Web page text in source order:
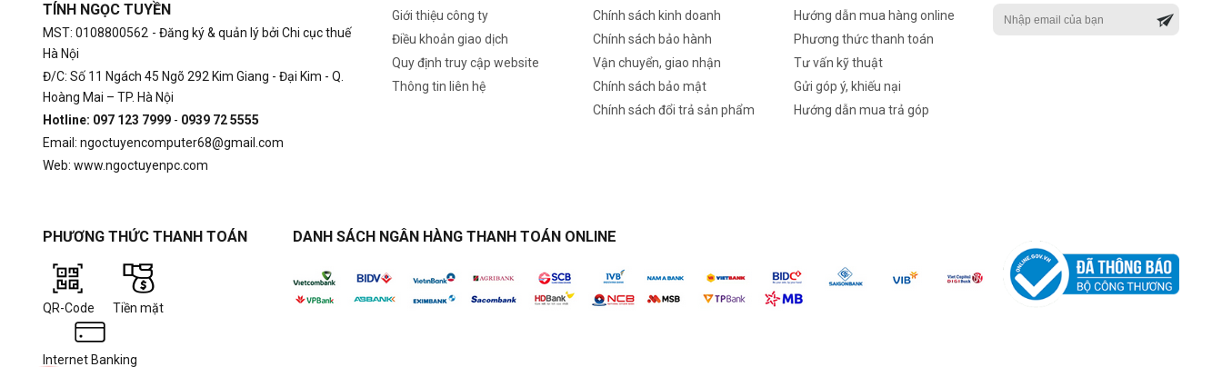
TÍNH NGỌC TUYỀN
MST: 0108800562 - Đăng ký & quản lý bởi Chi cục thuế
Hà Nội
Đ/C: Số 11 Ngách 45 Ngõ 292 Kim Giang - Đại Kim - Q.
Hoàng Mai – TP. Hà Nội
Hotline: 097 123 7999 - 0939 72 5555
Email: ngoctuyencomputer68@gmail.com
Web: www.ngoctuyenpc.com
Giới thiệu công ty
Điều khoản giao dịch
Quy định truy cập website
Thông tin liên hệ
Chính sách kinh doanh
Chính sách bảo hành
Vận chuyển, giao nhận
Chính sách bảo mật
Chính sách đổi trả sản phẩm
Hướng dẫn mua hàng online
Phương thức thanh toán
Tư vấn kỹ thuật
Gửi góp ý, khiếu nại
Hướng dẫn mua trả góp
PHƯƠNG THỨC THANH TOÁN
QR-Code Tiền mặt
Internet Banking
DANH SÁCH NGÂN HÀNG THANH TOÁN ONLINE